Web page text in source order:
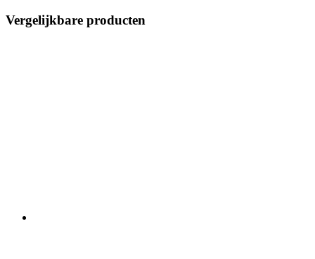
Vergelijkbare producten